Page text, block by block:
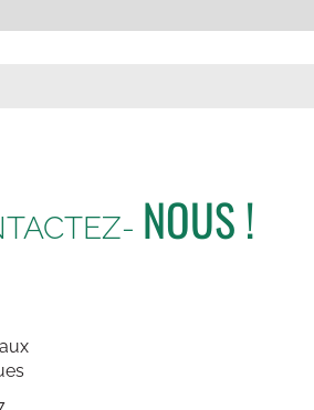
NOUS !
"Un travail propre !!! Et des